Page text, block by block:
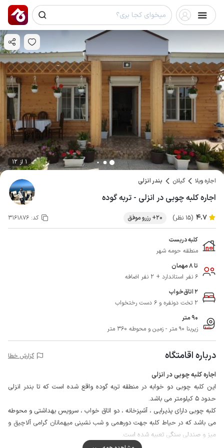
1 از 12
اجاره ویلا گیلان بندر انزلی
اجاره کلبه چوبی در انزلی - تربه گوده
4.7 (15 نظر) 20+ رزرو موفق کد: 3161876
کلبه دربست
منطقه حومه شهر
تا 8 مهمان
6 نفر استاندارد + 2 نفر اضافه
2 اتاق‌خواب
2 تخت دونفره و 6 دست رختخواب
90 متر
زیربنا 90 متر - زمین و محوطه 360 متر
درباره اقامتگاه گزارش خطا
اجاره کلبه چوبی در انزلی
این کلبه چوبی دو خوابه در منطقه تربه گوده واقع شده است که تا بندر انزلی
حدود 5 کیلومتر می باشد.
کلبه چوبی دارای پذیرایی ، آشپزخانه ، دو اتاق خواب ، سرویس بهداشتی و محوطه
می باشد که در حیاط کلبه جهت دورهمی و شب نشینی میهمانان گرامی آلاچیق و
میز و صندلی سنگی تعبیه شده است.